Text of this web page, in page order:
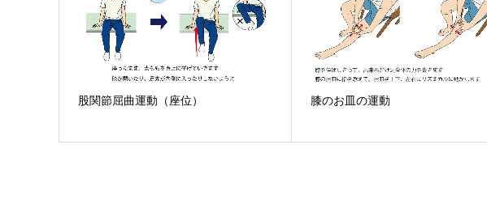
股関節屈曲運動（座位） 膝のお皿の運動